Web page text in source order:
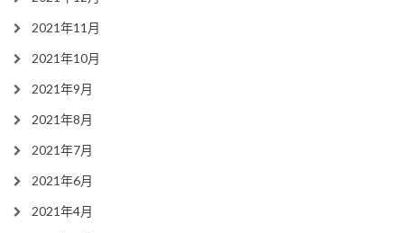
2021年11月
2021年10月
2021年9月
2021年8月
2021年7月
2021年6月
2021年4月